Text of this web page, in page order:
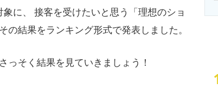
に、 接客を受けたいと思う「理想のショ
の結果をランキング形式で発表しました。
そく結果を見ていきましょう！